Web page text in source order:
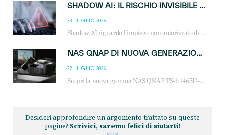
SHADOW AI: IL RISCHIO INVISIBILE CHE LE AZIENDE POSSONO GOVERNARE
23 LUGLIO 2026
Shadow AI riguardo l’impiego non autorizzato di sistemi AI all’interno dell’azienda. E’ una pratica che si diffonde a partire dai dipendenti fino ai dirigenti e mette a repentaglio la cybersecurity, con costi più elevati per le organizzazioni. Due recenti report illustrano il fenomeno e forniscono dati in merito
NAS QNAP DI NUOVA GENERAZIONE: PIÙ PRESTAZIONI, SCALABILITÀ E PROTEZIONE DEI DATI PER LE INFRASTRUTTURE IT MODERNE
22 LUGLIO 2026
Scopri la nuova gamma NAS QNAP TS-h1465U-RP, TS-h1065eU e TS-h665U: storage aziendale con ZFS, DDR5, E1.S NVMe e connettività 2.5GbE per backup, virtualizzazione e cybersecurity.
Desideri approfondire un argomento trattato su queste
pagine? Scrivici, saremo felici di aiutarti!